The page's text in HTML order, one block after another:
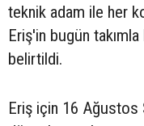
teknik adam ile her
Eriş'in bugün
belirtildi.
Eriş için 16 Ağustos